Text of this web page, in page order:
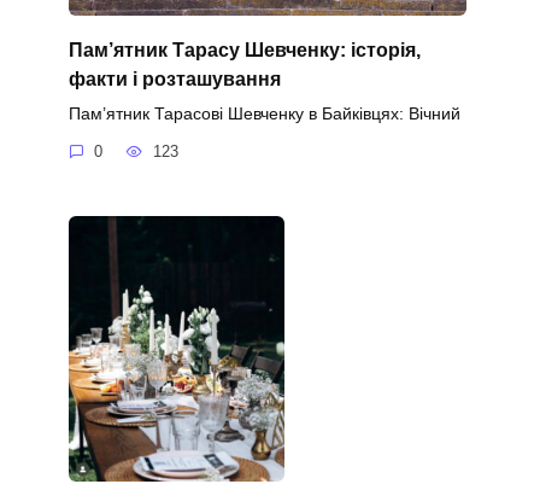
Пам’ятник Тарасу Шевченку: історія,
факти і розташування
Пам’ятник Тарасові Шевченку в Байківцях: Вічний
0 123